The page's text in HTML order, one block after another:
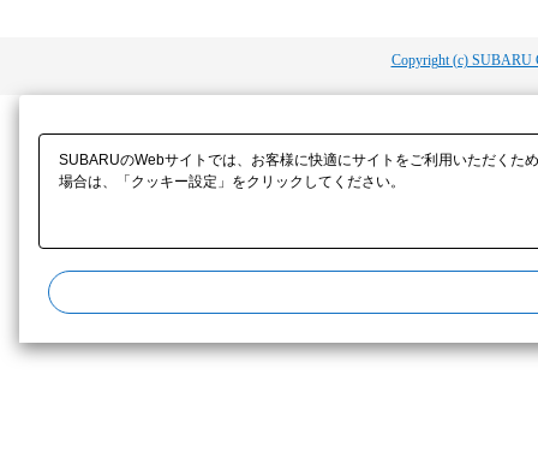
Copyright (c) SUBARU
SUBARUのWebサイトでは、お客様に快適にサイトをご利用いただく
場合は、「クッキー設定」をクリックしてください。​